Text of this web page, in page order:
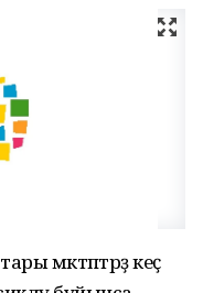
мәктәптәрҙә кеҫә